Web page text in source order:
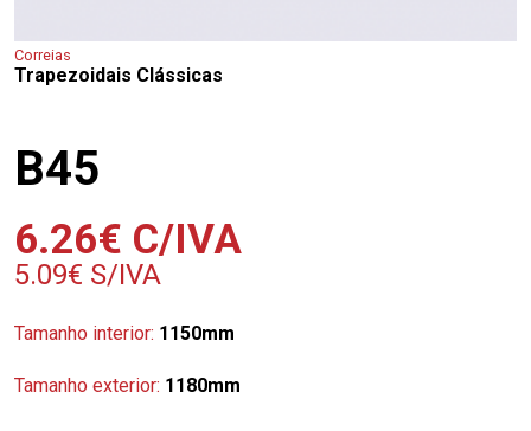
Correias
Trapezoidais Clássicas
B45
6.26€ C/IVA
5.09€ S/IVA
Tamanho interior: 1150mm
Tamanho exterior: 1180mm